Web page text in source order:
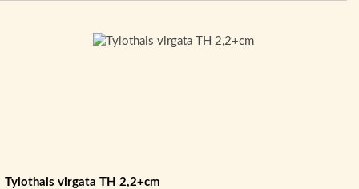
Tylothais virgata TH 2,2+cm